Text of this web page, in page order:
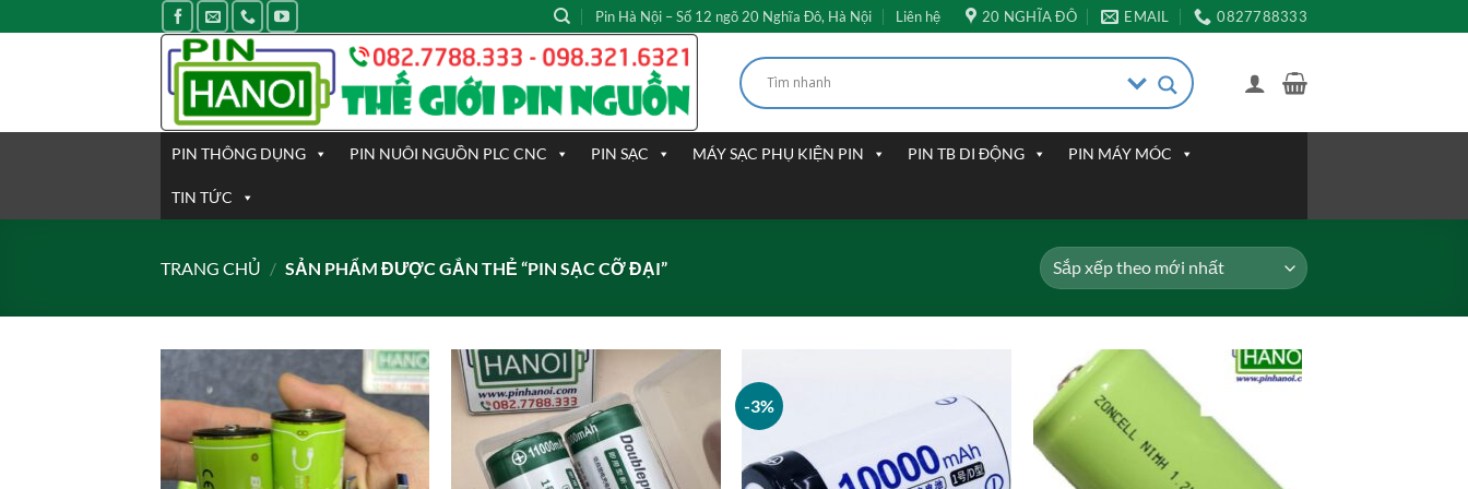
qua
Pin Hà Nội – Số 12 ngõ 20 Nghĩa Đô, Hà Nội Liên hệ 20 NGHĨA ĐÔ EMAIL 0827788333
PIN THÔNG DỤNG PIN NUÔI NGUỒN PLC CNC PIN SẠC MÁY SẠC PHỤ KIỆN PIN PIN TB DI ĐỘNG PIN MÁY MÓC
TIN TỨC
TRANG CHỦ / SẢN PHẨM ĐƯỢC GẮN THẺ “PIN SẠC CỠ ĐẠI”
-3%